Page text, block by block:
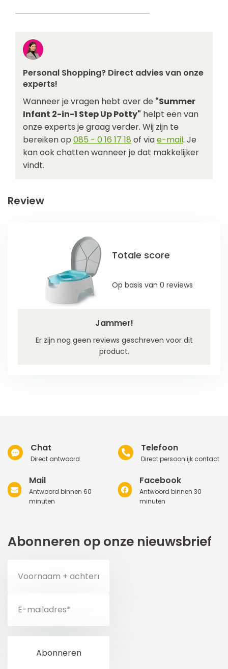
Personal Shopping? Direct advies van onze
experts!
Wanneer je vragen hebt over de "Summer
Infant 2-in-1 Step Up Potty" helpt een van
onze experts je graag verder. Wij zijn te
bereiken op 085 - 0 16 17 18 of viae-mail. Je
kan ook chatten wanneer je dat makkelijker
vindt.
Review
Jammer!
Er zijn nog geen reviews geschreven voor dit
product.
Totale score
Op basis van 0 reviews
Chat
Direct antwoord
Telefoon
Direct persoonlijk contact
Mail
Antwoord binnen 60
minuten
Facebook
Antwoord binnen 30
minuten
Abonneren op onze nieuwsbrief